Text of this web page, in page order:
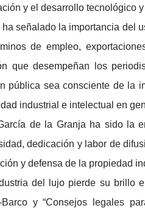
y el desarrollo tecnológico y
ha señalado la importancia del
de empleo,
que desempeñan los
pública sea consciente de la
industrial e intelectual en
de la Granja ha sido la
dedicación y labor de
y defensa de la propiedad
del lujo pierde su brillo
Barco y “Consejos legales